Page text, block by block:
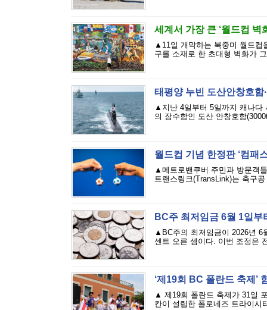
세계서 가장 큰 ‘월드컵 벽
▲11일 개막하는 북중미 월드컵
구를 소재로 한 초대형 벽화가
태평양 누빈 도산안창호함
▲지난 4일부터 5일까지 캐나다
의 잠수함인 도산 안창호함
월드컵 기념 한정판 ‘컴패
▲메트로밴쿠버 주민과 방문객
트랜스링크(TransLink)는 축구
BC주 최저임금 6월 1일
▲BC주의 최저임금이 2026년 6
센트 오른 셈이다. 이번 조정은
‘제19회 BC 폴란드 축제’
▲ 제19회 폴란드 축제가 31일
칸이 설립한 폴로네즈 트라이시